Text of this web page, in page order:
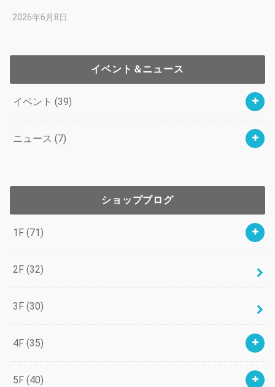
2026年6月8日
イベント＆ニュース
イベント (39)
ニュース (7)
ショップブログ
1F (71)
2F (32)
3F (30)
4F (35)
5F (40)